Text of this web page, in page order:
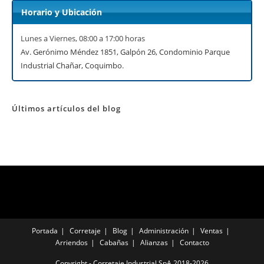
Horario y Ubicación
Lunes a Viernes, 08:00 a 17:00 horas
Av. Gerónimo Méndez 1851, Galpón 26, Condominio Parque
Industrial Chañar, Coquimbo.
Últimos artículos del blog
Portada Corretaje Blog Administración
Ventas
Arriendos
Cabañas Alianzas Contacto